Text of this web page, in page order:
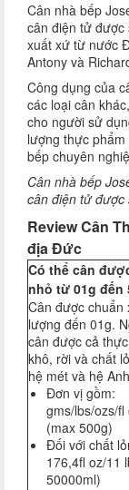
Cân nhà bếp
cân điện tử được
xuất xứ từ nước
Antony và
Công dụng của
các loại cân
cho người sử
lượng thực
bếp chuyên
Cân nhà bếp
cân điện tử
ReviewCân
địa Đức
Có thể cân
nhỏ từ 01g đến
Cân được chuẩn
lượng đến 01g.
cân được cả
khô, rời và chất
hệ mét và hệ Anh
Đơn vị gồm:
gms/lbs/ozs/fl
(max 500g)
Đối với chất
176,4fl oz/11
50000ml)